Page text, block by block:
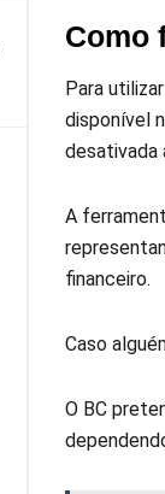
Como
Para
disponível
desativada
A
financeiro.
Caso
O BC